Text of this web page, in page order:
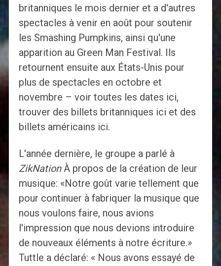
britanniques le mois dernier et a d'autres
spectacles à venir en août pour soutenir
les Smashing Pumpkins, ainsi qu'une
apparition au Green Man Festival. Ils
retournent ensuite aux États-Unis pour
plus de spectacles en octobre et
novembre – voir toutes les dates ici,
trouver des billets britanniques ici et des
billets américains ici.
L'année dernière, le groupe a parlé à
ZikNationÀ propos de la création de leur
musique: «Notre goût varie tellement que
pour continuer à fabriquer la musique que
nous voulons faire, nous avions
l'impression que nous devions introduire
de nouveaux éléments à notre écriture.»
Tuttle a déclaré: « Nous avons essayé de